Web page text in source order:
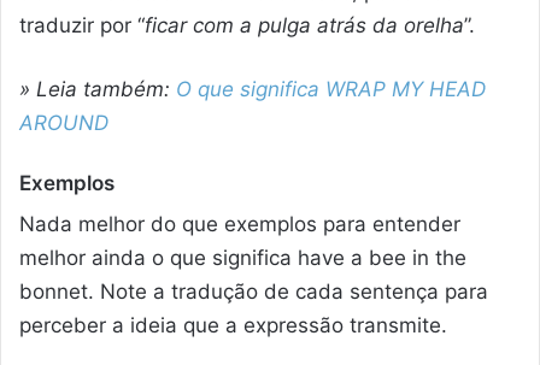
traduzir por “ficar com a pulga atrás da orelha”.
» Leia também: O que significa WRAP MY HEAD
AROUND
Exemplos
Nada melhor do que exemplos para entender
melhor ainda o que significa have a bee in the
bonnet. Note a tradução de cada sentença para
perceber a ideia que a expressão transmite.